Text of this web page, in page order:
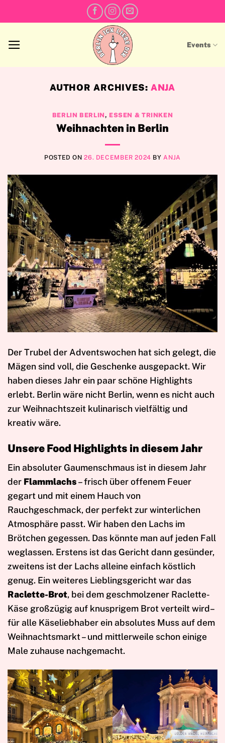
to
Events
AUTHOR ARCHIVES: ANJA
BERLIN BERLIN, ESSEN & TRINKEN
Weihnachten in Berlin
POSTED ON26. DECEMBER 2024 BYANJA
Der Trubel der Adventswochen hat sich gelegt, die
Mägen sind voll, die Geschenke ausgepackt. Wir
haben dieses Jahr ein paar schöne Highlights
erlebt. Berlin wäre nicht Berlin, wenn es nicht auch
zur Weihnachtszeit kulinarisch vielfältig und
kreativ wäre.
Unsere Food Highlights in diesem Jahr
Ein absoluter Gaumenschmaus ist in diesem Jahr
der Flammlachs– frisch über offenem Feuer
gegart und mit einem Hauch von
Rauchgeschmack, der perfekt zur winterlichen
Atmosphäre passt. Wir haben den Lachs im
Brötchen gegessen. Das könnte man auf jeden Fall
weglassen. Erstens ist das Gericht dann gesünder,
zweitens ist der Lachs alleine einfach köstlich
genug. Ein weiteres Lieblingsgericht war das
Raclette-Brot, bei dem geschmolzener Raclette-
Käse großzügig auf knusprigem Brot verteilt wird–
für alle Käseliebhaber ein absolutes Muss auf dem
Weihnachtsmarkt – und mittlerweile schon einige
Male zuhause nachgemacht.